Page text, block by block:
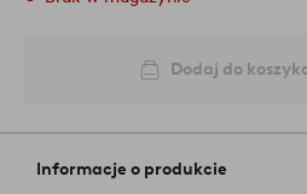
Dodaj do
Informacje o produkcie